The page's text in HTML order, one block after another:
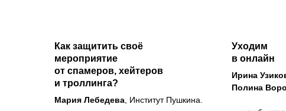
Как защитить своё
мероприятие
от спамеров, хейтеров
и троллинга?
Мария Лебедева, Институт Пушкина.
Уходим
в онлайн
Ирина
Полина